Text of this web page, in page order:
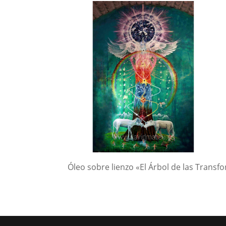
Óleo sobre lienzo «El Árbol de las